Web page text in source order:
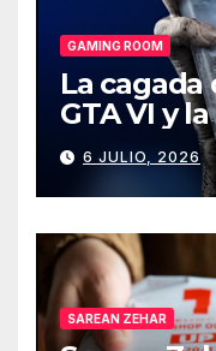
GAMING ROOM
La cagada
GTA VI y
Gaming
6 JULIO, 2026
SAREAN ZEHAR